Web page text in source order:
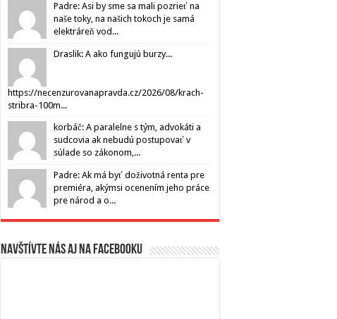
Padre: Asi by sme sa mali pozrieť na
naše toky, na našich tokoch je samá
elektráreň vod...
Draslik: A ako fungujú burzy...
https://necenzurovanapravda.cz/2026/08/krach-
stribra-100m...
korbáč: A paralelne s tým, advokáti a
sudcovia ak nebudú postupovať v
súlade so zákonom,...
Padre: Ak má byť doživotná renta pre
premiéra, akýmsi ocenením jeho práce
pre národ a o...
Navštívte nás aj na Facebooku